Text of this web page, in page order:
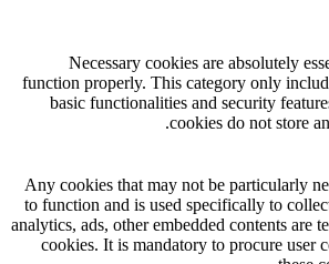
Necessary cookies are absolutely
function properly. This category only
basic functionalities and security
cookies do not store
Any cookies that may not be particularly
to function and is used specifically to
analytics, ads, other embedded contents are
cookies. It is mandatory to procure user